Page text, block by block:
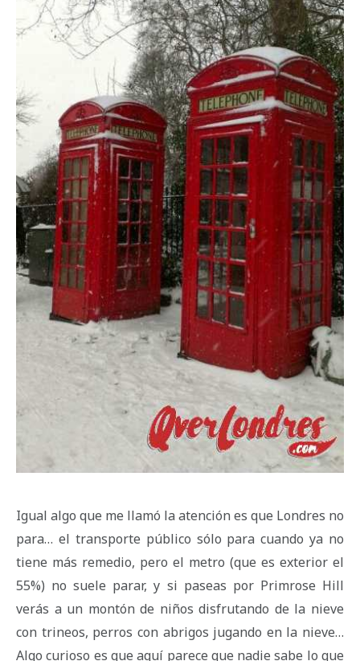
Igual algo que me llamó la atención es que Londres no
para… el transporte público sólo para cuando ya no
tiene más remedio, pero el metro (que es exterior el
55%) no suele parar, y si paseas por Primrose Hill
verás a un montón de niños disfrutando de la nieve
con trineos, perros con abrigos jugando en la nieve…
Algo curioso es que aquí parece que nadie sabe lo que